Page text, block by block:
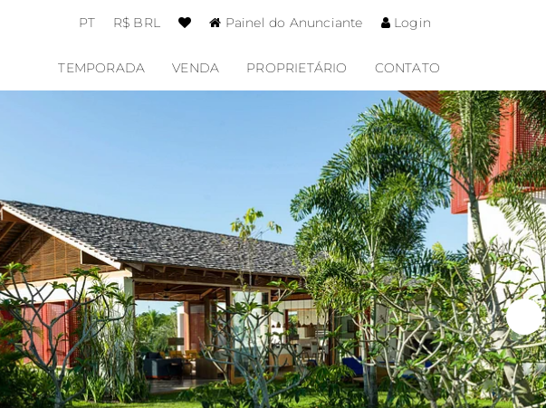
PT R$ BRL Painel do Anunciante Login
TEMPORADA VENDA PROPRIETÁRIO CONTATO